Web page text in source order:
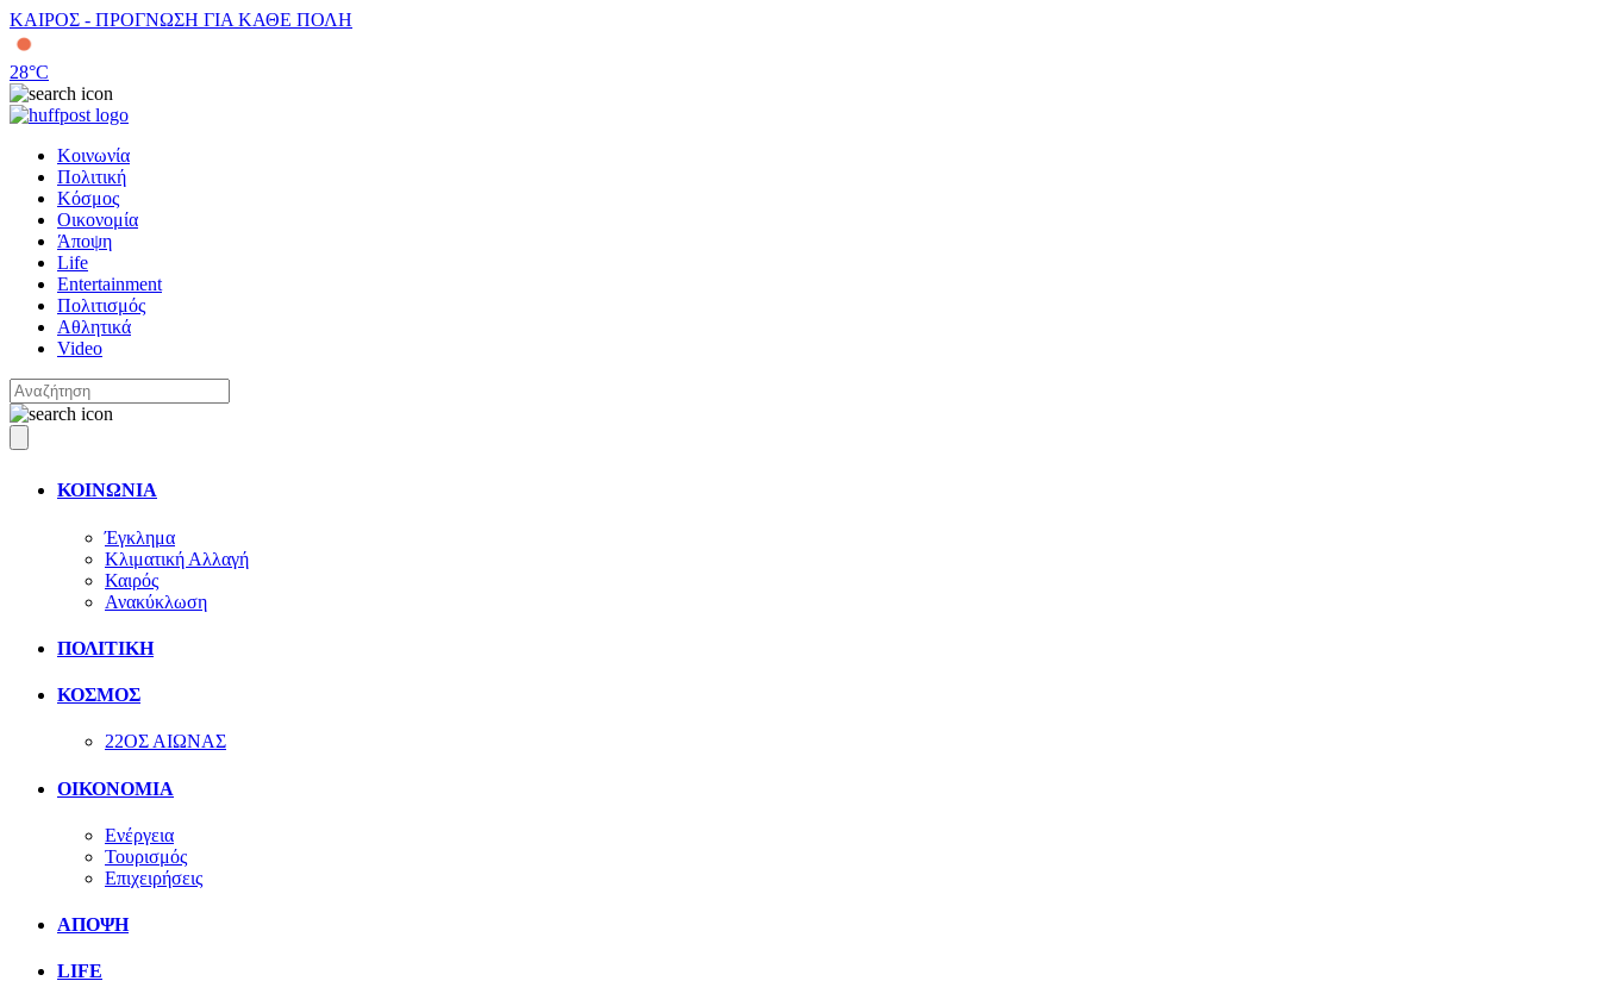
ΚΑΙΡΟΣ - ΠΡΟΓΝΩΣΗ ΓΙΑ ΚΑΘΕ ΠΟΛΗ
28°C
Κοινωνία
Πολιτική
Κόσμος
Οικονομία
Άποψη
Life
Entertainment
Πολιτισμός
Αθλητικά
Video
ΚΟΙΝΩΝΙΑ
Έγκλημα
Κλιματική Αλλαγή
Καιρός
Ανακύκλωση
ΠΟΛΙΤΙΚΗ
ΚΟΣΜΟΣ
22ΟΣ ΑΙΩΝΑΣ
ΟΙΚΟΝΟΜΙΑ
Ενέργεια
Τουρισμός
Επιχειρήσεις
ΑΠΟΨΗ
LIFE